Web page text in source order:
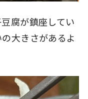
腐が鎮座してい
大きさがあるよ